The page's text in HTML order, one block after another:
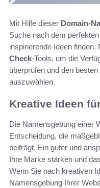
Mit Hilfe dieser Domain-
Suche nach dem
inspirierende Ideen finden.
Check-Tools, um die
überprüfen und den
auszuwählen.
Kreative Ideen
Die Namensgebung einer
Entscheidung, die
beiträgt. Ein guter und
Ihre Marke stärken und
Wenn Sie nach kreativen
Namensgebung Ihrer